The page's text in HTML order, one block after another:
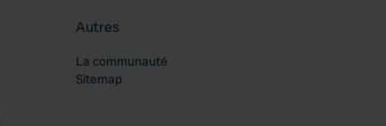
Autres
La communauté
Sitemap